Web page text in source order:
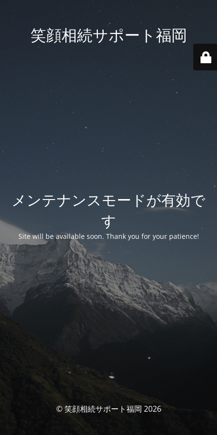
笑顔相続サポート福岡
メンテナンスモードが有効で
す
Site will be available soon. Thank you for your patience!
© 笑顔相続サポート福岡 2026